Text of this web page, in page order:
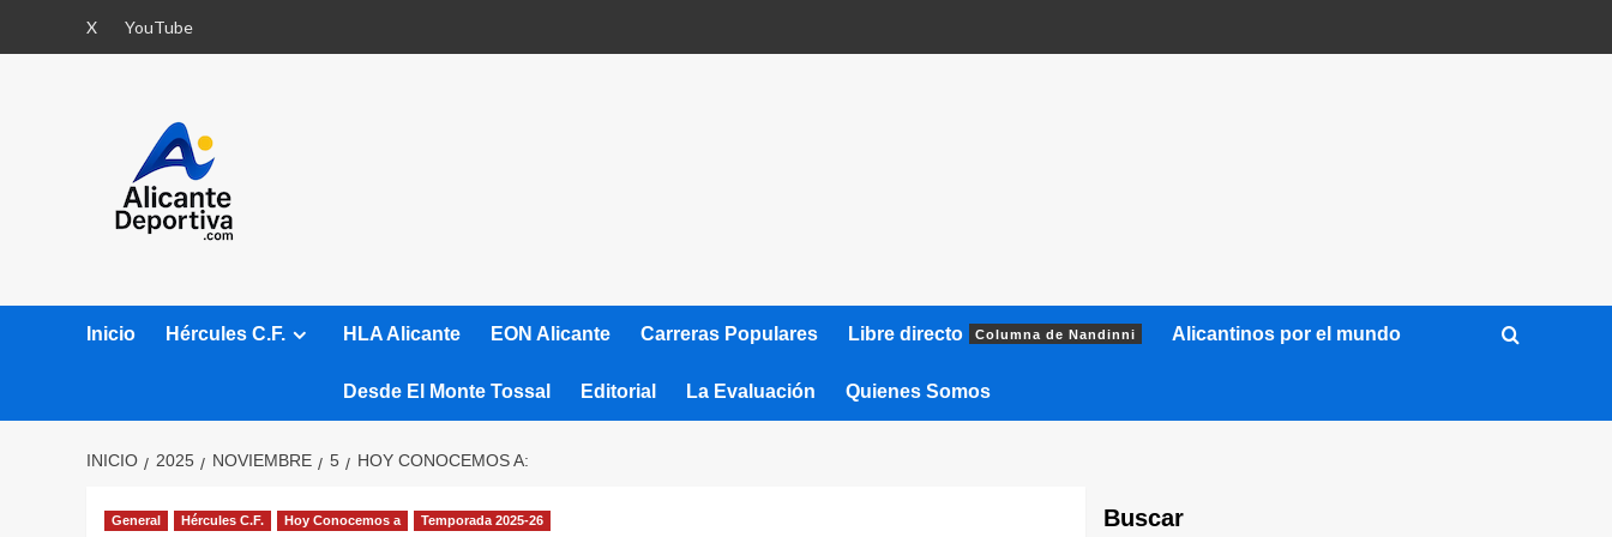
X YouTube
Inicio Hércules C.F. HLA Alicante EON Alicante Carreras Populares Libre directo Columna de Nandinni Alicantinos por el mundo
Desde El Monte Tossal Editorial La Evaluación Quienes Somos
INICIO 2025 NOVIEMBRE 5 HOY CONOCEMOS A:
General Hércules C.F. Hoy Conocemos a Temporada 2025-26 Buscar